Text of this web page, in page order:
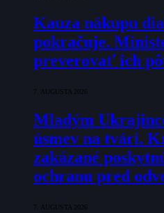
Kauza nákupu
pokračuje.
preverovať ich
7. AUGUSTA 2026
Mladým
úsmev na tvári.
zakázané
ochranu pred
7. AUGUSTA 2026